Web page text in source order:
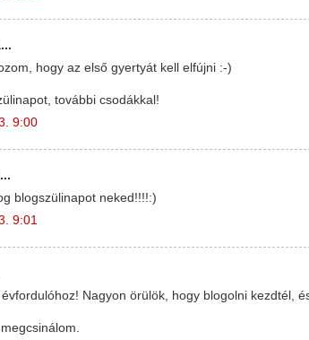
hogy az első gyertyát kell elfújni :-)
további csodákkal!
9:00
blogszülinapot neked!!!!:)
9:01
Nagyon örülök, hogy blogolni kezdtél,